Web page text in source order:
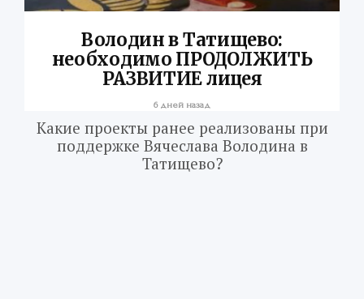
Володин в Татищево:
необходимо ПРОДОЛЖИТЬ
РАЗВИТИЕ лицея
6 дней назад
Какие проекты ранее реализованы при
поддержке Вячеслава Володина в
Татищево?